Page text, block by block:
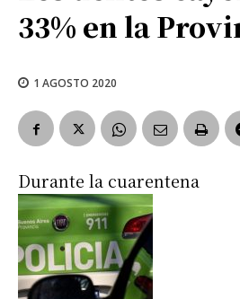
33% en la
1 AGOSTO 2020
Durante la cuarentena